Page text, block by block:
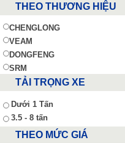
THEO THƯƠNG HIỆU
CHENGLONG
VEAM
DONGFENG
SRM
TẢI TRỌNG XE
Dưới 1 Tấn
3.5 - 8 tấn
THEO MỨC GIÁ